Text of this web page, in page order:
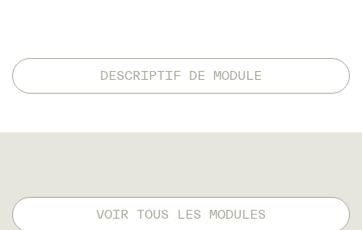
DESCRIPTIF DE MODULE
VOIR TOUS LES MODULES